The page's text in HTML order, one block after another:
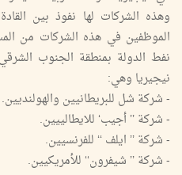
وهذه الشركات لها نفوذ بين
الموظفين في هذه الشركات من
نفط الدولة بمنطقة الجنوب
نيجيريا وهي:
- شركة شل للبريطانيين والهولنديين.
- شركة ’’ أجيب‘ للايطالييين.
- شركة ’’ ايلف ‘‘ للفرنسيين.
- شركة ’’ شيفرون‘‘ للأمريكيين.